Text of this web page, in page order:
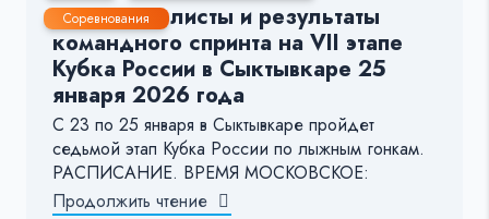
Соревнования
Стартовые листы и результаты
командного спринта на VII этапе
Кубка России в Сыктывкаре 25
января 2026 года
С 23 по 25 января в Сыктывкаре пройдет
седьмой этап Кубка России по лыжным гонкам.
РАСПИСАНИЕ. ВРЕМЯ МОСКОВСКОЕ:
Продолжить чтение